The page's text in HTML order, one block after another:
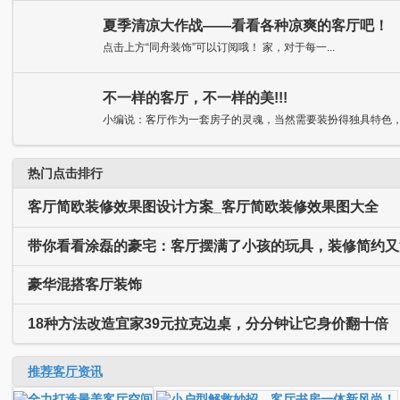
夏季清凉大作战——看看各种凉爽的客厅吧！
点击上方“同舟装饰”可以订阅哦！ 家，对于每一...
不一样的客厅，不一样的美!!!
小编说：客厅作为一套房子的灵魂，当然需要装扮得独具特色
热门点击排行
客厅简欧装修效果图设计方案_客厅简欧装修效果图大全
带你看看涂磊的豪宅：客厅摆满了小孩的玩具，装修简约
豪华混搭客厅装饰
18种方法改造宜家39元拉克边桌，分分钟让它身价翻十倍
推荐客厅资讯